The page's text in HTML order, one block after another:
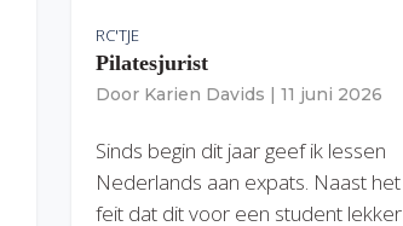
RC'TJE
Pilatesjurist
Door Karien Davids | 11 juni 2026
Sinds begin dit jaar geef ik lessen
Nederlands aan expats. Naast het
feit dat dit voor een student lekker